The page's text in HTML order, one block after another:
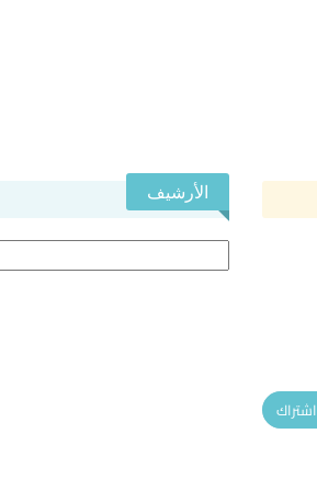
اشتراك
الأرشيف